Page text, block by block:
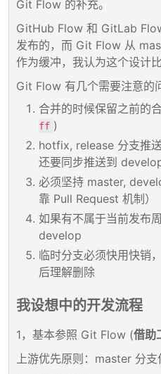
Git Flow 的补充。
GitHub Flow 和 GitLab
发布的，而 Git Flow 从
作为缓冲，我认为这个设计比
Git Flow 有几个需要注意的
合并的时候保留之前的
ff )
hotfix, release 分支推
还要同步推送到
必须坚持 master,
靠 Pull Request 机制）
如果有不属于当前发布
develop
临时分支必须快用快销
后理解删除
我设想中的开发流程
1，基本参照 Git Flow (借助
上游优先原则：master 分